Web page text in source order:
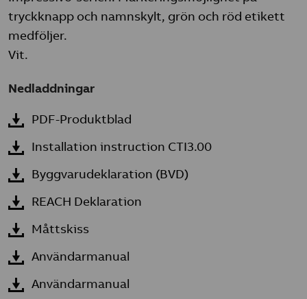
tryckknapp och namnskylt, grön och röd etikett
medföljer.
Vit.
Nedladdningar
PDF-Produktblad
Installation instruction CTI3.00
Byggvarudeklaration (BVD)
REACH Deklaration
Måttskiss
Användarmanual
Användarmanual